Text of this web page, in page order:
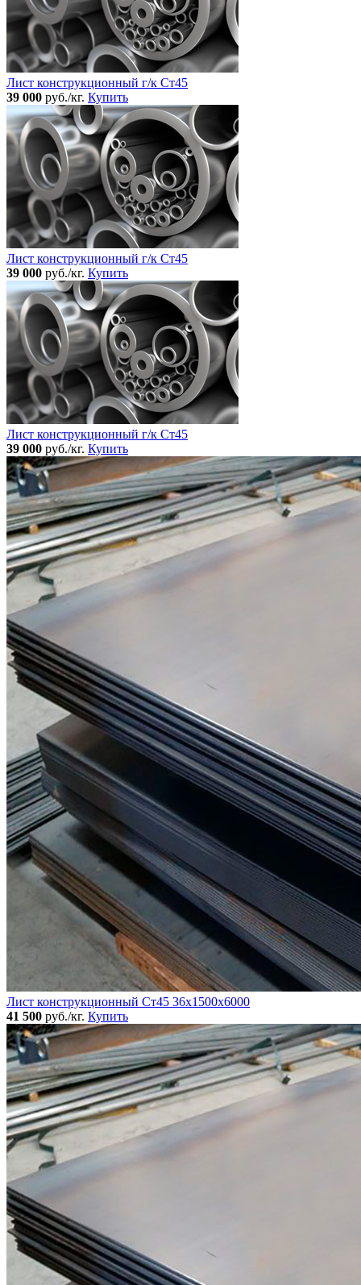
Лист конструкционный г/к Ст45
39 000 руб./кг. Купить
Лист конструкционный г/к Ст45
39 000 руб./кг. Купить
Лист конструкционный г/к Ст45
39 000 руб./кг. Купить
Лист конструкционный Ст45 36х1500х6000
41 500 руб./кг. Купить